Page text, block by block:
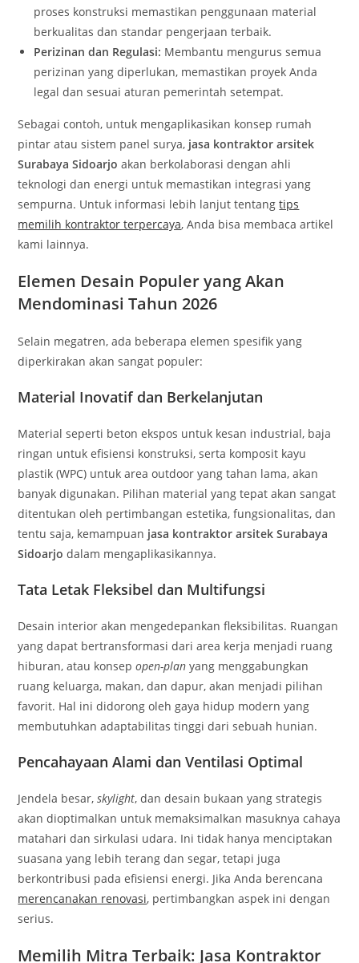
proses konstruksi memastikan penggunaan material
berkualitas dan standar pengerjaan terbaik.
Perizinan dan Regulasi: Membantu mengurus semua
perizinan yang diperlukan, memastikan proyek Anda
legal dan sesuai aturan pemerintah setempat.
Sebagai contoh, untuk mengaplikasikan konsep rumah
pintar atau sistem panel surya, jasa kontraktor arsitek
Surabaya Sidoarjo akan berkolaborasi dengan ahli
teknologi dan energi untuk memastikan integrasi yang
sempurna. Untuk informasi lebih lanjut tentangtips
memilih kontraktor terpercaya, Anda bisa membaca artikel
kami lainnya.
Elemen Desain Populer yang Akan
Mendominasi Tahun 2026
Selain megatren, ada beberapa elemen spesifik yang
diperkirakan akan sangat populer:
Material Inovatif dan Berkelanjutan
Material seperti beton ekspos untuk kesan industrial, baja
ringan untuk efisiensi konstruksi, serta komposit kayu
plastik (WPC) untuk area outdoor yang tahan lama, akan
banyak digunakan. Pilihan material yang tepat akan sangat
ditentukan oleh pertimbangan estetika, fungsionalitas, dan
tentu saja, kemampuan jasa kontraktor arsitek Surabaya
Sidoarjo dalam mengaplikasikannya.
Tata Letak Fleksibel dan Multifungsi
Desain interior akan mengedepankan fleksibilitas. Ruangan
yang dapat bertransformasi dari area kerja menjadi ruang
hiburan, atau konsepopen-plan yang menggabungkan
ruang keluarga, makan, dan dapur, akan menjadi pilihan
favorit. Hal ini didorong oleh gaya hidup modern yang
membutuhkan adaptabilitas tinggi dari sebuah hunian.
Pencahayaan Alami dan Ventilasi Optimal
Jendela besar,skylight, dan desain bukaan yang strategis
akan dioptimalkan untuk memaksimalkan masuknya cahaya
matahari dan sirkulasi udara. Ini tidak hanya menciptakan
suasana yang lebih terang dan segar, tetapi juga
berkontribusi pada efisiensi energi. Jika Anda berencana
merencanakan renovasi, pertimbangkan aspek ini dengan
serius.
Memilih Mitra Terbaik: Jasa Kontraktor